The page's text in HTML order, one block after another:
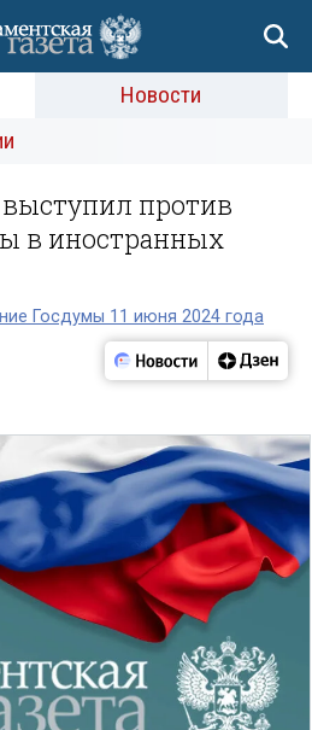
Новости
против
в иностранных
Госдумы 11 июня 2024 года